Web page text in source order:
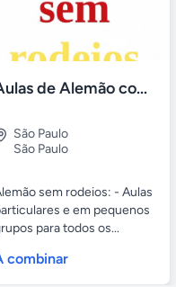
Aulas de Alemão com Professor Nativo
São Paulo
São Paulo
sem rodeios: - Aulas
e em pequenos
para todos os...
combinar